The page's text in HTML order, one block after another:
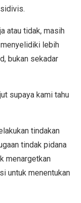
atau tidak, masih
lebih
bukan sekadar
supaya kami tahu
tindakan
tindak pidana
menargetkan
untuk menentukan